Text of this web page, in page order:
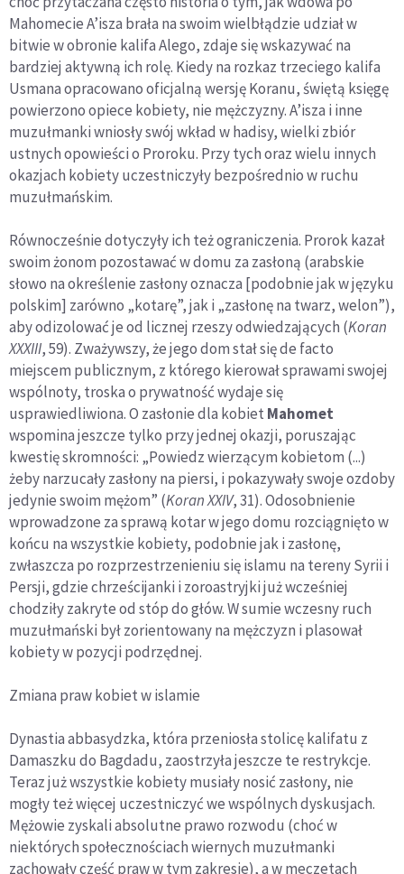
Mahomecie A’isza brała na swoim wielbłądzie udział w
bitwie w obronie kalifa Alego, zdaje się wskazywać na
bardziej aktywną ich rolę. Kiedy na rozkaz trzeciego kalifa
Usmana opracowano oficjalną wersję Koranu, świętą księgę
powierzono opiece kobiety, nie mężczyzny. A’isza i inne
muzułmanki wniosły swój wkład w hadisy, wielki zbiór
ustnych opowieści o Proroku. Przy tych oraz wielu innych
okazjach kobiety uczestniczyły bezpośrednio w ruchu
muzułmańskim.
Równocześnie dotyczyły ich też ograniczenia. Prorok kazał
swoim żonom pozostawać w domu za zasłoną (arabskie
słowo na określenie zasłony oznacza [podobnie jak w języku
polskim] zarówno „kotarę”, jak i „zasłonę na twarz, welon”),
aby odizolować je od licznej rzeszy odwiedzających (Koran
XXXIII, 59). Zważywszy, że jego dom stał się de facto
miejscem publicznym, z którego kierował sprawami swojej
wspólnoty, troska o prywatność wydaje się
usprawiedliwiona. O zasłonie dla kobiet Mahomet
wspomina jeszcze tylko przy jednej okazji, poruszając
kwestię skromności: „Powiedz wierzącym kobietom (...)
żeby narzucały zasłony na piersi, i pokazywały swoje ozdoby
jedynie swoim mężom” (Koran XXIV, 31). Odosobnienie
wprowadzone za sprawą kotar w jego domu rozciągnięto w
końcu na wszystkie kobiety, podobnie jak i zasłonę,
zwłaszcza po rozprzestrzenieniu się islamu na tereny Syrii i
Persji, gdzie chrześcijanki i zoroastryjki już wcześniej
chodziły zakry­te od stóp do głów. W sumie wczesny ruch
muzułmański był zorientowany na mężczyzn i plasował
kobiety w pozycji podrzędnej.
Zmiana praw kobiet w islamie
Dynastia abbasydzka, która przeniosła stolicę kalifatu z
Damaszku do Bagdadu, zaostrzyła jeszcze te restrykcje.
Teraz już wszystkie kobiety musiały nosić zasłony, nie
mogły też więcej uczestniczyć we wspólnych dyskusjach.
Mężowie zyskali absolutne prawo rozwodu (choć w
niektórych społecznościach wiernych muzułmanki
zachowały część praw w tym zakresie), a w meczetach